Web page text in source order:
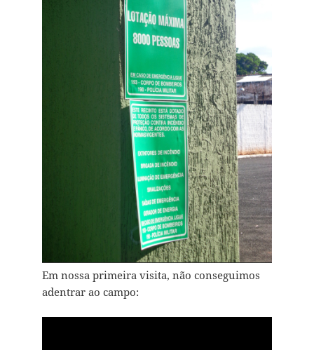
Em nossa primeira visita, não conseguimos
adentrar ao campo: